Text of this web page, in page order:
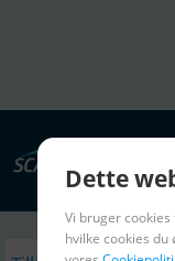
Dette
Vi bruger
hvilke cookies